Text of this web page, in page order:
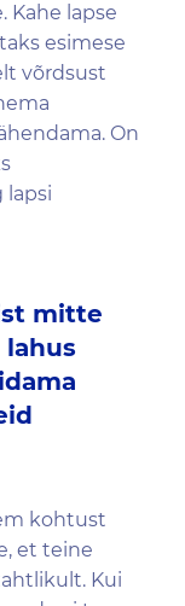
Kahe lapse
esimese
võrdsust
On
lapsi
mitte
lahus
kohtust
et teine
Kui